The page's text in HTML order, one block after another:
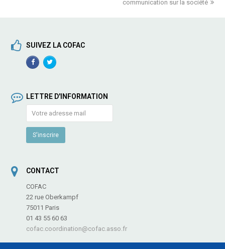
communication sur la société
SUIVEZ LA COFAC
FacebookTwitterProfile
LETTRE D'INFORMATION
CONTACT
COFAC
22 rue Oberkampf
75011 Paris
01 43 55 60 63
cofac.coordination@cofac.asso.fr